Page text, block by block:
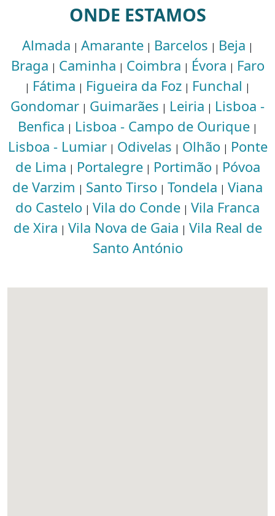
ONDE ESTAMOS
Almada | Amarante| Barcelos | Beja |
Braga | Caminha | Coimbra | Évora | Faro
| Fátima | Figueira da Foz | Funchal |
Gondomar | Guimarães | Leiria | Lisboa -
Benfica | Lisboa - Campo de Ourique|
Lisboa - Lumiar| Odivelas | Olhão | Ponte
de Lima | Portalegre| Portimão | Póvoa
de Varzim | Santo Tirso | Tondela | Viana
do Castelo | Vila do Conde | Vila Franca
de Xira | Vila Nova de Gaia | Vila Real de
Santo António